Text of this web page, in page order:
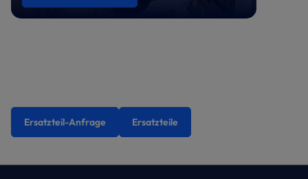
Ersatzteil-Anfrage Ersatzteile